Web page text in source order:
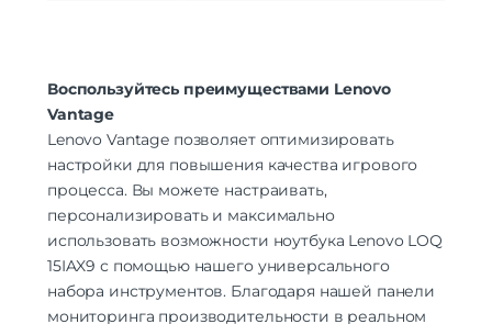
Воспользуйтесь преимуществами Lenovo
Vantage
Lenovo Vantage позволяет оптимизировать
настройки для повышения качества игрового
процесса. Вы можете настраивать,
персонализировать и максимально
использовать возможности ноутбука Lenovo LOQ
15IAX9 с помощью нашего универсального
набора инструментов. Благодаря нашей панели
мониторинга производительности в реальном